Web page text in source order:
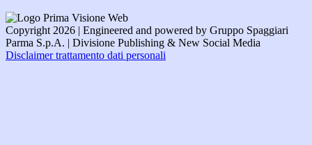
Copyright 2026 | Engineered and powered by Gruppo Spaggiari
Parma S.p.A. | Divisione Publishing & New Social Media
Disclaimer trattamento dati personali